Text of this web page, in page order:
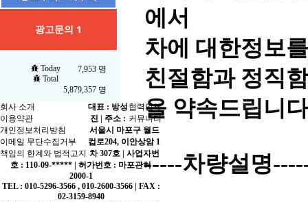
에서
차에 대한정보
친절함과 정직
을 약속드립니
-----차량설명
광고문의 1
Today
7,953 명
Total
5,879,357 명
회사 소개
이용약관
개인정보처리방침
이메일 무단수집거부
책임의 한계와 법적고지
협력업체
커뮤니티
대표 : 방성
진 | 주소 :
서울시 마포구 월드
컵로204, 이안상암 1
차 307호 | 사업자번
호 : 110-09-***** | 허가번호 : 마포관허
2000-1
TEL : 010-5296-3566 , 010-2600-3566 | FAX :
02-3159-8940